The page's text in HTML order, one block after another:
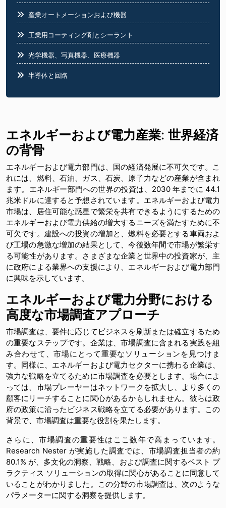
産業オートメーションおよび機器
工業用コーティング剤とシーラント
光学機器、写真機器、医療機器
半導体と回路
エネルギーおよび電力産業: 世界経済
の背骨
エネルギーおよび電力部門は、国の経済発展に不可欠です。こ
れには、燃料、石油、ガス、石炭、原子力などの産業が含まれ
ます。エネルギー部門への世界の投資は、2030 年までに 44.1
兆米ドルに達すると予想されています。エネルギーおよび電力
市場は、居住可能な惑星で繁栄を共有できるようにするための
エネルギーおよび電力供給の増大するニーズを満たすために不
可欠です。建設への投資の増加と、燃料を必要とする車両およ
び工場の急激な増加の結果として、今後数年間で市場が繁栄す
る可能性があります。さまざまな企業と世界中の投資家が、主
に政府による業界への支援により、エネルギーおよび電力部門
に興味を示しています。
エネルギーおよび電力分野における
高度な市場調査アプローチ
市場調査は、要件に応じてビジネスを刷新または確立するため
の重要なステップです。企業は、市場調査に含まれる実践を組
み合わせて、市場にとって重要なソリューションを見つけま
す。同様に、エネルギーおよび電力セクターに携わる企業は、
強力な戦略を立てるために市場調査を必要とします。場合によ
っては、市場プレーヤーはネットワークを拡大し、より多くの
顧客にリーチすることに関心があるかもしれません。彼らは政
府の政策に沿ったビジネス戦略を立てる必要があります。この
背景で、市場調査は重要な役割を果たします。
さらに、市場調査の重要性はここ数年で高まっています。
Research Nester が実施した調査では、市場調査担当者の約
80.1% が、多文化の洞察、戦略、および調査に関するベスト プ
ラクティス ソリューションの取得に関心があることに同意して
いることがわかりました。この分野の市場調査は、次のような
パラメーターに関する洞察を提供します。